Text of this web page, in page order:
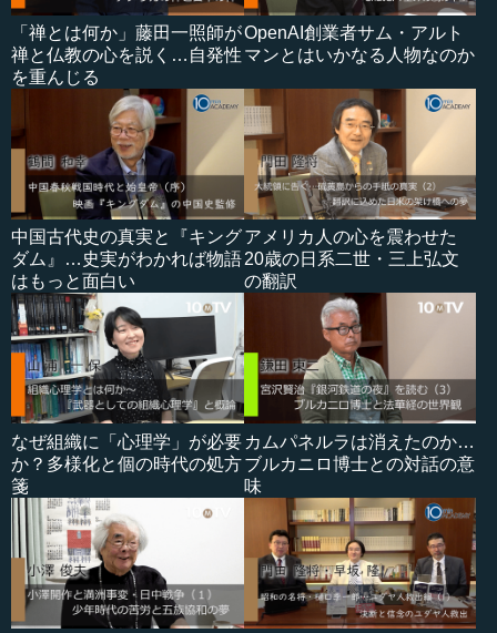
「禅とは何か」藤田一照師が
禅と仏教の心を説く…自発性
を重んじる
OpenAI創業者サム・アルト
マンとはいかなる人物なのか
中国古代史の真実と『キング
ダム』…史実がわかれば物語
はもっと面白い
アメリカ人の心を震わせた
20歳の日系二世・三上弘文
の翻訳
なぜ組織に「心理学」が必要
か？多様化と個の時代の処方
箋
カムパネルラは消えたのか…
ブルカニロ博士との対話の意
味